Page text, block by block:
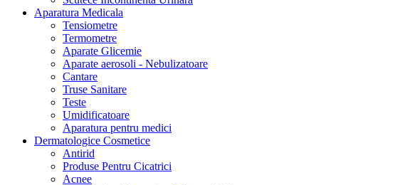
Aparatura Medicala
Tensiometre
Termometre
Aparate Glicemie
Aparate aerosoli - Nebulizatoare
Cantare
Truse Sanitare
Teste
Umidificatoare
Aparatura pentru medici
Dermatologice Cosmetice
Antirid
Produse Pentru Cicatrici
Acnee